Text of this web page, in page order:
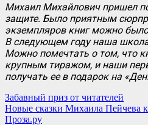
Михаил Михайлович пришел
защите. Было приятным
экземпляров книг можно
В следующем году наша
Можно помечтать о том, что
крупным тиражом, и наши
получать ее в подарок на
Навигация
по
Забавный приз от читателей
Новые сказки Михаила Пейчева
Проза.ру